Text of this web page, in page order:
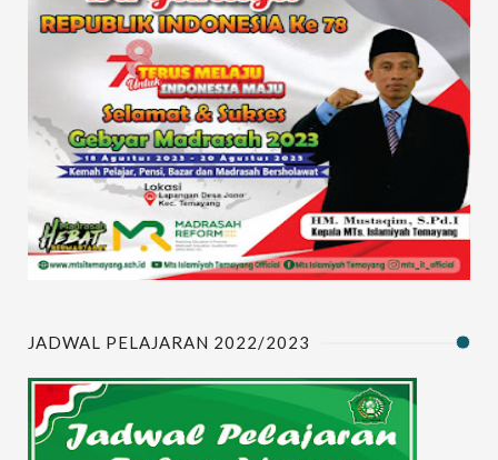
JADWAL PELAJARAN 2022/2023